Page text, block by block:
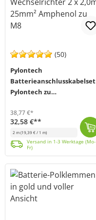
(50)
Pylontech
Batterieanschlusskabelset
Pylontech zu
25mm² Amphenol zu M8
38,77 €*
32,58 €**
2 m(19,39 € / 1 m)
Versand in 1-3 Werktage (Mo-
Fr)